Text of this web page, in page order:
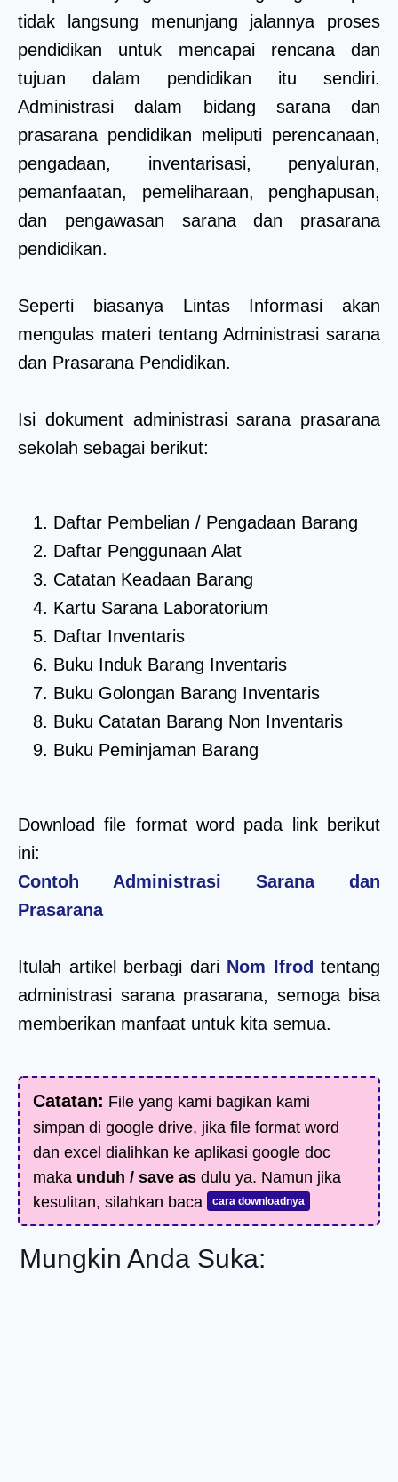
tidak langsung menunjang jalannya proses
pendidikan untuk mencapai rencana dan
tujuan dalam pendidikan itu sendiri.
Administrasi dalam bidang sarana dan
prasarana pendidikan meliputi perencanaan,
pengadaan, inventarisasi, penyaluran,
pemanfaatan, pemeliharaan, penghapusan,
dan pengawasan sarana dan prasarana
pendidikan.
Seperti biasanya Lintas Informasi akan
mengulas materi tentang Administrasi sarana
dan Prasarana Pendidikan.
Isi dokument administrasi sarana prasarana
sekolah sebagai berikut:
Daftar Pembelian / Pengadaan Barang
Daftar Penggunaan Alat
Catatan Keadaan Barang
Kartu Sarana Laboratorium
Daftar Inventaris
Buku Induk Barang Inventaris
Buku Golongan Barang Inventaris
Buku Catatan Barang Non Inventaris
Buku Peminjaman Barang
Download file format word pada link berikut
ini:
Contoh Administrasi Sarana dan
Prasarana
Itulah artikel berbagi dari Nom Ifrod tentang
administrasi sarana prasarana, semoga bisa
memberikan manfaat untuk kita semua.
Catatan: File yang kami bagikan kami
simpan di google drive, jika file format word
dan excel dialihkan ke aplikasi google doc
maka unduh / save as dulu ya. Namun jika
kesulitan, silahkan baca
cara downloadnya
Mungkin Anda Suka: